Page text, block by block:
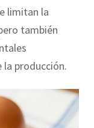
limitan la
también
producción.